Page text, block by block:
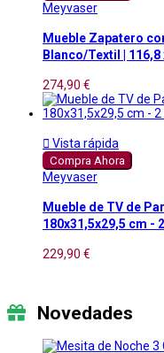
Meyvaser
Mueble Zapatero
Blanco/Textil | 116,8
274,90 €
 Vista rápida
Compra Ahora
Meyvaser
Mueble de TV de
180x31,5x29,5 cm -
229,90 €
Novedades